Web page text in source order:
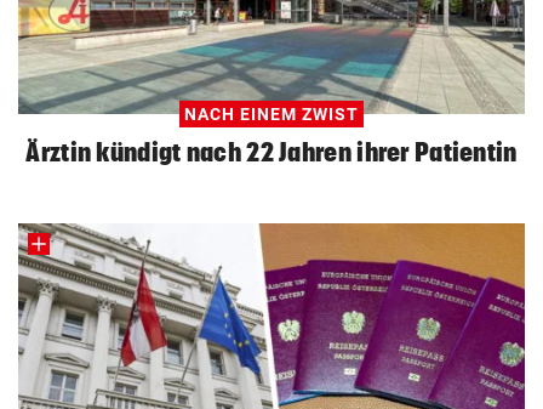
NACH EINEM ZWIST
Ärztin kündigt nach 22 Jahren ihrer Patientin